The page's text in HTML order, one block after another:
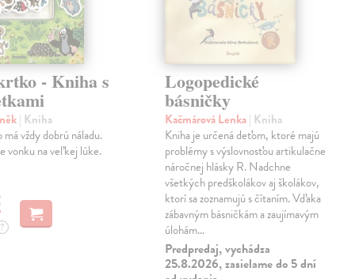
- Kniha s
| Kniha
vždy dobrú náladu.
vonku na veľkej lúke.
?
Logopedické
básničky
Kačmárová Lenka| Kniha
Kniha je určená deťom, ktoré majú
problémy s výslovnosťou artikulačne
náročnej hlásky R. Nadchne
všetkých predškolákov aj školákov,
ktorí sa zoznamujú s čítaním. Vďaka
zábavným básničkám a zaujímavým
úlohám…
Predpredaj, vychádza
25.8.2026, zasielame do 5 dní